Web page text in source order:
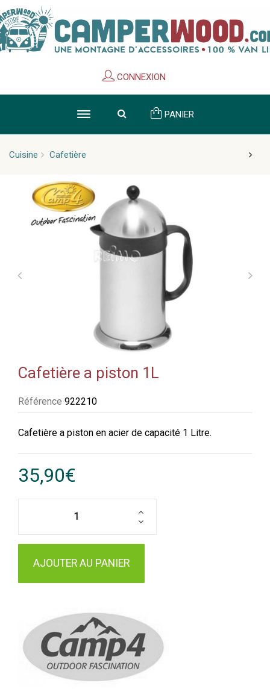
CONNEXION
PANIER
Cuisine Cafetière
Cafetière a piston 1L
Référence 922210
Cafetière a piston en acier de capacité 1 Litre.
35,90€
AJOUTER AU PANIER
Cookies management panel